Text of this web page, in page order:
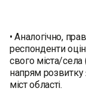
• Аналогічно,
респонденти
свого міста/
напрям розвитку
міст області.